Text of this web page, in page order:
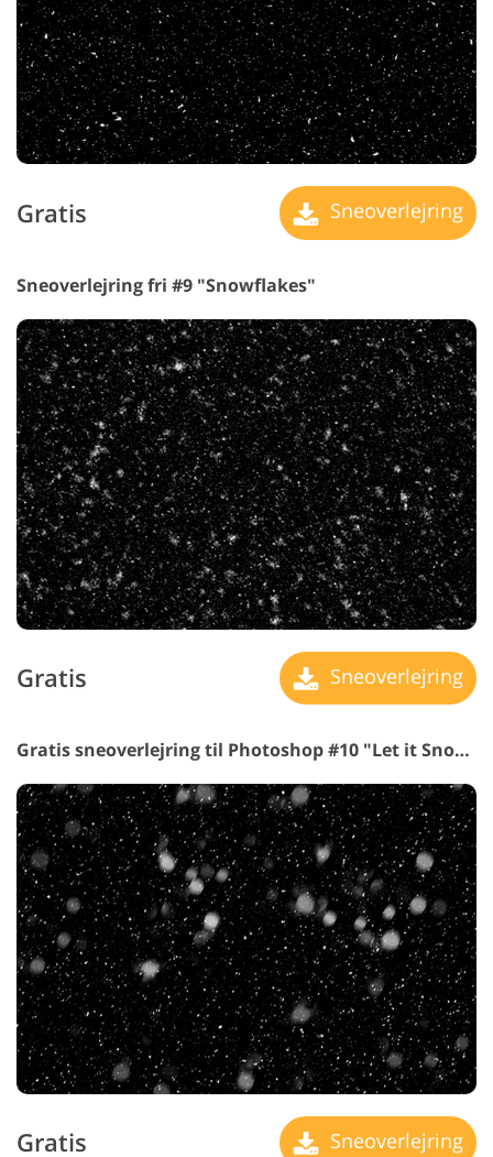
Gratis Sneoverlejring
Sneoverlejring fri #9 "Snowflakes"
Gratis Sneoverlejring
Gratis sneoverlejring til Photoshop #10 "Let it Snow"
Gratis Sneoverlejring